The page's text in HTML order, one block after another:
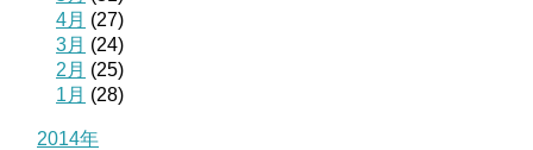
4月 (27)
3月 (24)
2月 (25)
1月 (28)
2014年